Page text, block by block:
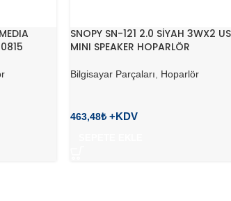
SNOPY SN-121 2.0 SİYAH 3WX2
MINI SPEAKER HOPARLÖR
Bilgisayar Parçaları Hoparlör
463,48₺